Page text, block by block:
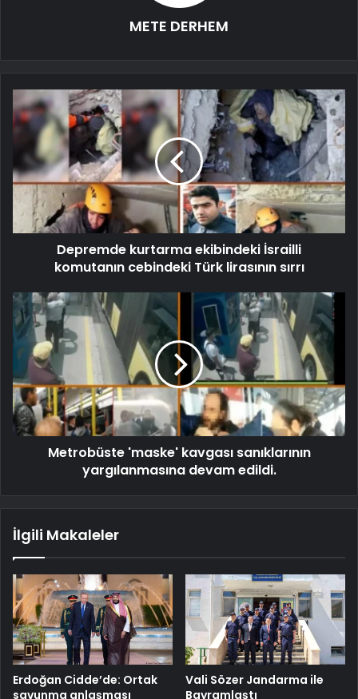
METE DERHEM
Depremde kurtarma ekibindeki İsrailli
komutanın cebindeki Türk lirasının sırrı
Metrobüste 'maske' kavgası sanıklarının
yargılanmasına devam edildi.
İlgili Makaleler
Erdoğan Cidde’de: Ortak
savunma anlaşması
Vali Sözer Jandarma ile
Bayramlaştı